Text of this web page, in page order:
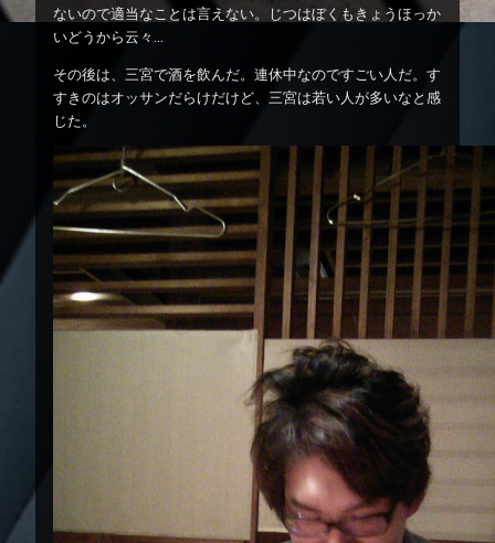
ないので適当なことは言えない。じつはぼくもきょうほっか
いどうから云々…
その後は、三宮で酒を飲んだ。連休中なのですごい人だ。す
すきのはオッサンだらけだけど、三宮は若い人が多いなと感
じた。